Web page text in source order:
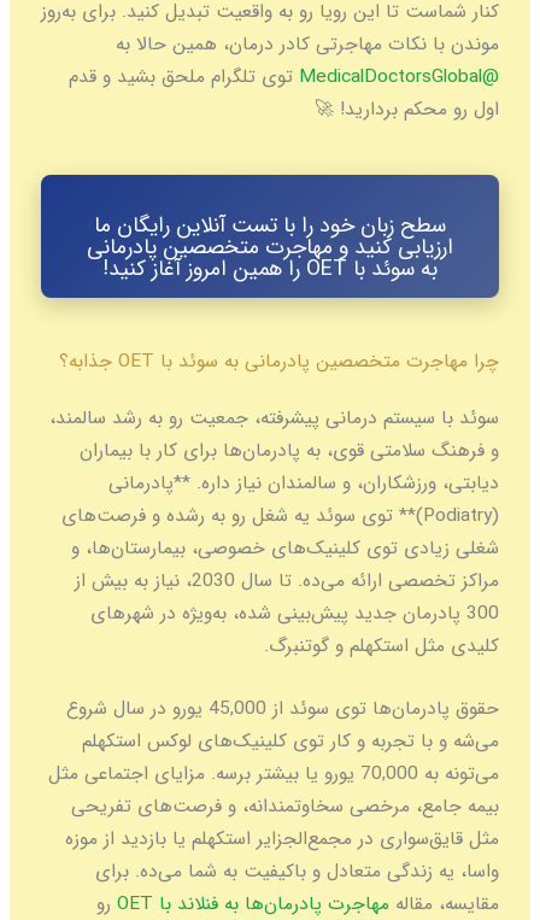
کنار شماست تا این رویا رو به واقعیت تبدیل کنید. برای به‌روز
موندن با نکات مهاجرتی کادر درمان، همین حالا به
@MedicalDoctorsGlobal
توی تلگرام ملحق بشید و قدم
اول رو محکم بردارید! 🚀
سطح زبان خود را با تست آنلاین رایگان ما
ارزیابی کنید و مهاجرت متخصصین پادرمانی
به سوئد با OET را همین امروز آغاز کنید!
چرا مهاجرت متخصصین پادرمانی به سوئد با OET جذابه؟
سوئد با سیستم درمانی پیشرفته، جمعیت رو به رشد سالمند،
و فرهنگ سلامتی قوی، به پادرمان‌ها برای کار با بیماران
دیابتی، ورزشکاران، و سالمندان نیاز داره. **پادرمانی
(Podiatry)** توی سوئد یه شغل رو به رشده و فرصت‌های
شغلی زیادی توی کلینیک‌های خصوصی، بیمارستان‌ها، و
مراکز تخصصی ارائه می‌ده. تا سال 2030، نیاز به بیش از
300 پادرمان جدید پیش‌بینی شده، به‌ویژه در شهرهای
کلیدی مثل استکهلم و گوتنبرگ.
حقوق پادرمان‌ها توی سوئد از 45,000 یورو در سال شروع
می‌شه و با تجربه و کار توی کلینیک‌های لوکس استکهلم
می‌تونه به 70,000 یورو یا بیشتر برسه. مزایای اجتماعی مثل
بیمه جامع، مرخصی سخاوتمندانه، و فرصت‌های تفریحی
مثل قایق‌سواری در مجمع‌الجزایر استکهلم یا بازدید از موزه
واسا، یه زندگی متعادل و باکیفیت به شما می‌ده. برای
مقایسه، مقاله مهاجرت پادرمان‌ها به فنلاند با OET
رو